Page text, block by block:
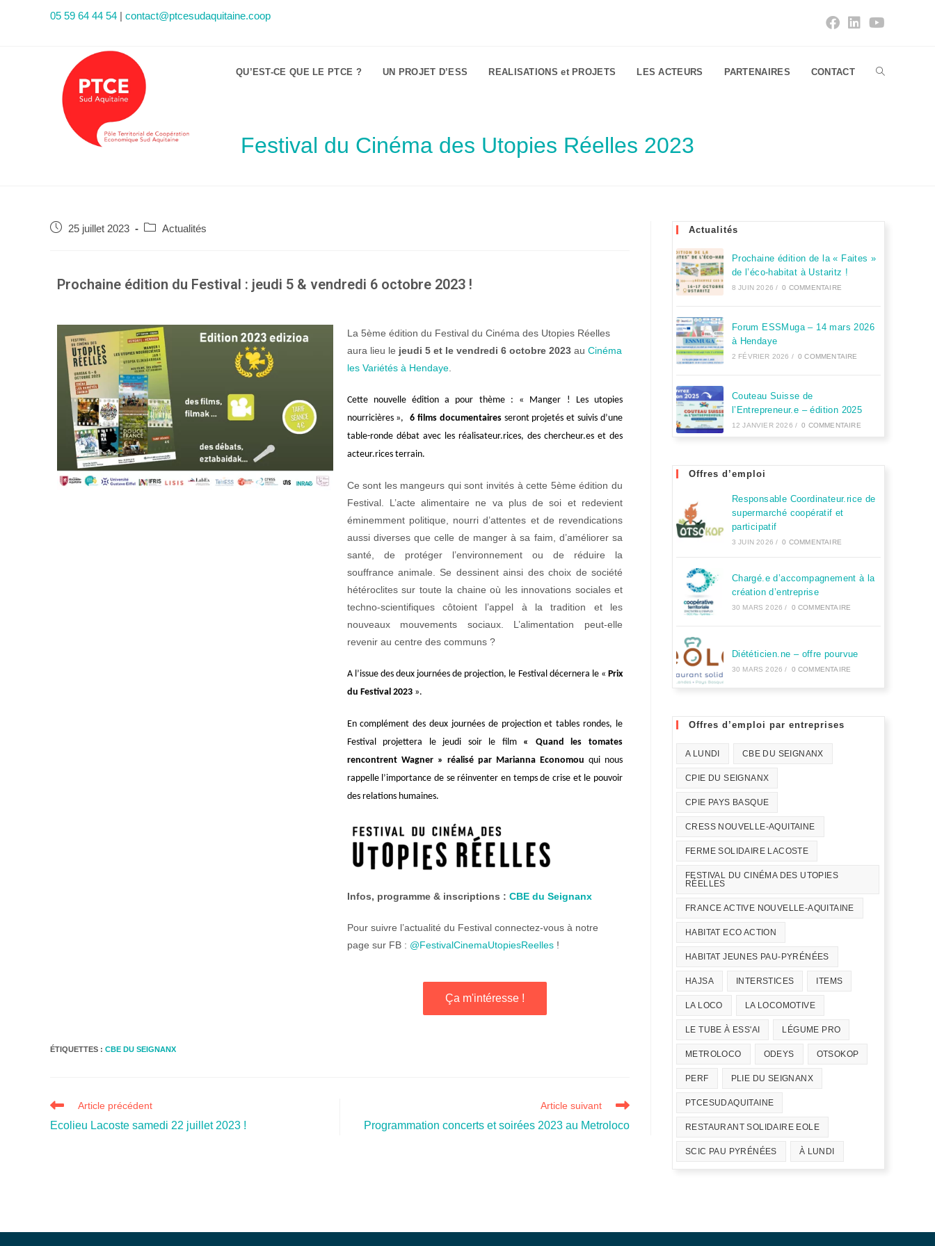
05 59 64 44 54 | contact@ptcesudaquitaine.coop
QU’EST-CE QUE LE PTCE ? UN PROJET D’ESS REALISATIONS et PROJETS LES ACTEURS PARTENAIRES CONTACT
Festival du Cinéma des Utopies Réelles 2023
25 juillet 2023 Actualités
Prochaine édition du Festival : jeudi 5 & vendredi 6 octobre 2023 !
La 5ème édition du Festival du Cinéma des Utopies Réelles
aura lieu le jeudi 5 et le vendredi 6 octobre 2023au Cinéma
les Variétés à Hendaye.
Cette nouvelle édition a pour thème : « Manger ! Les utopies
nourricières », 6 films documentairesseront projetés et suivis d’une
table-ronde débat avec les réalisateur.rices, des chercheur.es et des
acteur.rices terrain.
Ce sont les mangeurs qui sont invités à cette 5ème édition du
Festival. L’acte alimentaire ne va plus de soi et redevient
éminemment politique, nourri d’attentes et de revendications
aussi diverses que celle de manger à sa faim, d’améliorer sa
santé, de protéger l’environnement ou de réduire la
souffrance animale. Se dessinent ainsi des choix de société
hétéroclites sur toute la chaine où les innovations sociales et
techno-scientifiques côtoient l’appel à la tradition et les
nouveaux mouvements sociaux. L’alimentation peut-elle
revenir au centre des communs ?
A l’issue des deux journées de projection, le Festival décernera le « Prix
du Festival 2023».
En complément des deux journées de projection et tables rondes, le
Festival projettera le jeudi soir le film« Quand les tomates
rencontrent Wagner » réalisé par Marianna Economou qui nous
rappelle l’importance de se réinventer en temps de crise et le pouvoir
des relations humaines.
Infos, programme & inscriptions : CBE du Seignanx
Pour suivre l’actualité du Festival connectez-vous à notre
page sur FB : @FestivalCinemaUtopiesReelles!
Ça m'intéresse !
ÉTIQUETTES : CBE DU SEIGNANX
Article précédent
Ecolieu Lacoste samedi 22 juillet 2023 !
Article suivant
Programmation concerts et soirées 2023 au Metroloco
Actualités
Prochaine édition de la « Faites »
de l’éco-habitat à Ustaritz !
8 JUIN 2026 / 0 COMMENTAIRE
Forum ESSMuga – 14 mars 2026
à Hendaye
2 FÉVRIER 2026 / 0 COMMENTAIRE
Couteau Suisse de
l’Entrepreneur.e – édition 2025
12 JANVIER 2026 / 0 COMMENTAIRE
Offres d’emploi
Responsable Coordinateur.rice de
supermarché coopératif et
participatif
3 JUIN 2026 / 0 COMMENTAIRE
Chargé.e d’accompagnement à la
création d’entreprise
30 MARS 2026 / 0 COMMENTAIRE
Diététicien.ne – offre pourvue
30 MARS 2026 / 0 COMMENTAIRE
Offres d’emploi par entreprises
A LUNDI CBE DU SEIGNANX
CPIE DU SEIGNANX
CPIE PAYS BASQUE
CRESS NOUVELLE-AQUITAINE
FERME SOLIDAIRE LACOSTE
FESTIVAL DU CINÉMA DES UTOPIES
RÉELLES
FRANCE ACTIVE NOUVELLE-AQUITAINE
HABITAT ECO ACTION
HABITAT JEUNES PAU-PYRÉNÉES
HAJSA INTERSTICES ITEMS
LA LOCO LA LOCOMOTIVE
LE TUBE À ESS'AI LÉGUME PRO
METROLOCO ODEYS OTSOKOP
PERF PLIE DU SEIGNANX
PTCESUDAQUITAINE
RESTAURANT SOLIDAIRE EOLE
SCIC PAU PYRÉNÉES À LUNDI